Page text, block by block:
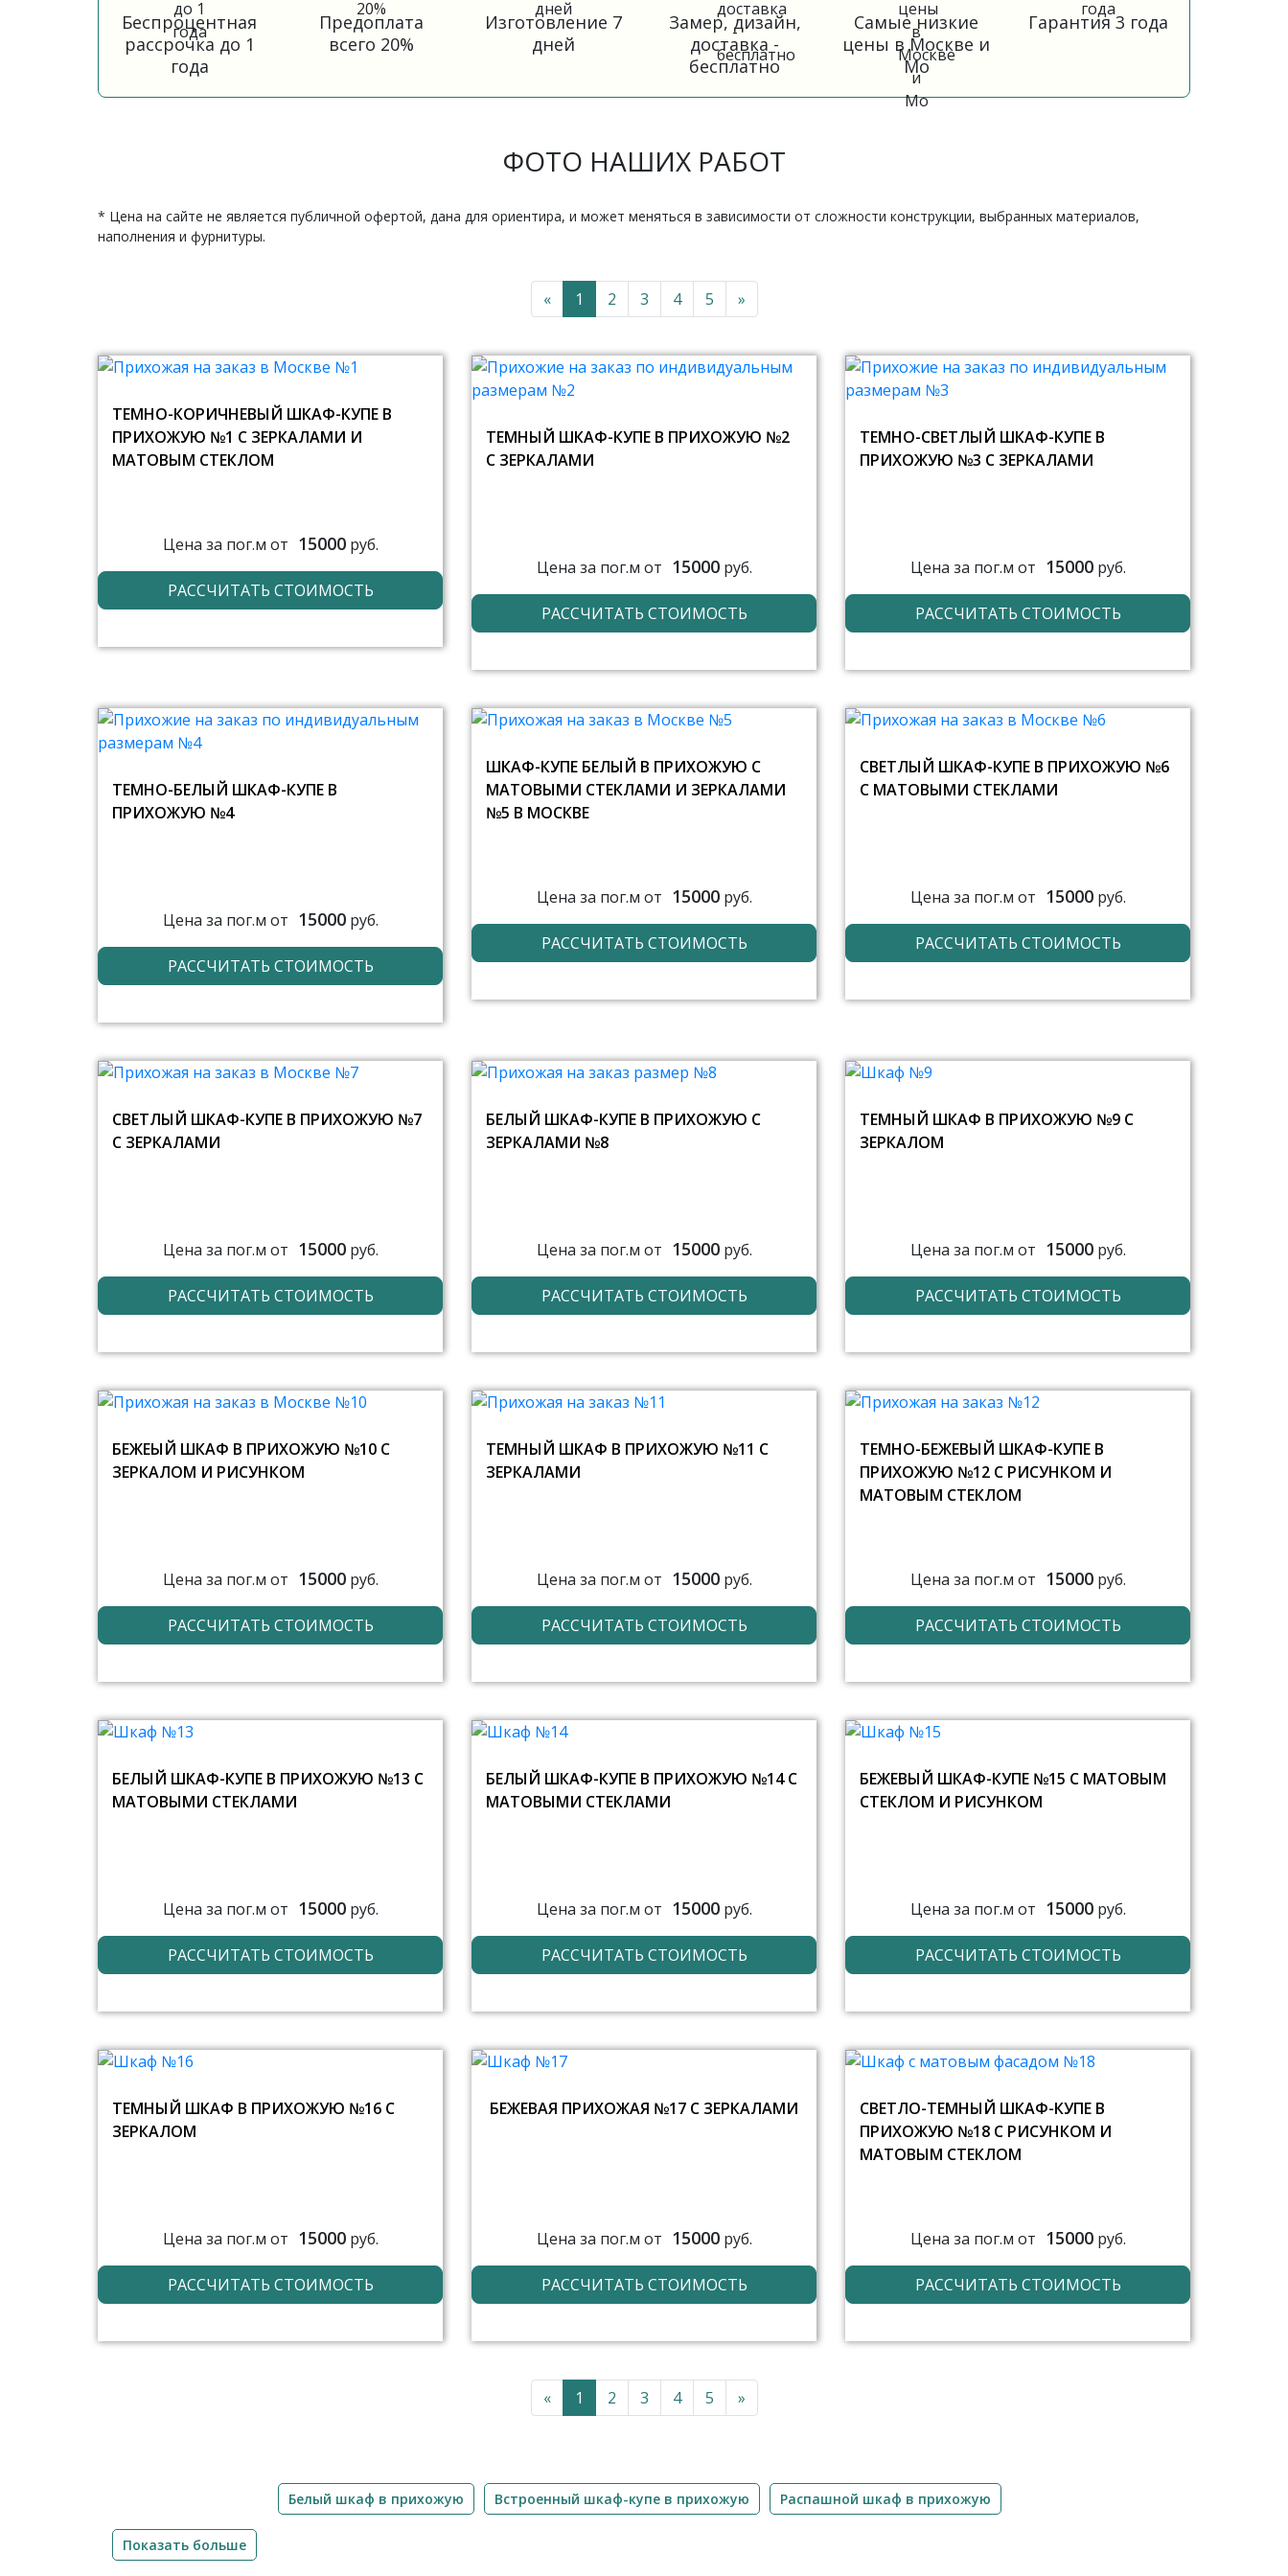
Беспроцентная
рассрочка до 1
года
Предоплата
всего 20%
Изготовление 7
дней
Замер, дизайн,
доставка -
бесплатно
Самые низкие
цены в Москве и
Мо
Гарантия 3 года
ФОТО НАШИХ РАБОТ
* Цена на сайте не является публичной офертой, дана для ориентира, и может меняться в зависимости от сложности конструкции, выбранных материалов,
наполнения и фурнитуры.
« 1 2 3 4 5 »
ТЕМНО-КОРИЧНЕВЫЙ ШКАФ-КУПЕ В
ПРИХОЖУЮ №1 С ЗЕРКАЛАМИ И
МАТОВЫМ СТЕКЛОМ
Цена за пог.м от 15000руб.
РАССЧИТАТЬ СТОИМОСТЬ
ТЕМНЫЙ ШКАФ-КУПЕ В ПРИХОЖУЮ №2
С ЗЕРКАЛАМИ
Цена за пог.м от 15000руб.
РАССЧИТАТЬ СТОИМОСТЬ
ТЕМНО-СВЕТЛЫЙ ШКАФ-КУПЕ В
ПРИХОЖУЮ №3 С ЗЕРКАЛАМИ
Цена за пог.м от 15000руб.
РАССЧИТАТЬ СТОИМОСТЬ
ТЕМНО-БЕЛЫЙ ШКАФ-КУПЕ В
ПРИХОЖУЮ №4
Цена за пог.м от 15000руб.
РАССЧИТАТЬ СТОИМОСТЬ
ШКАФ-КУПЕ БЕЛЫЙ В ПРИХОЖУЮ С
МАТОВЫМИ СТЕКЛАМИ И ЗЕРКАЛАМИ
№5 В МОСКВЕ
Цена за пог.м от 15000руб.
РАССЧИТАТЬ СТОИМОСТЬ
СВЕТЛЫЙ ШКАФ-КУПЕ В ПРИХОЖУЮ №6
С МАТОВЫМИ СТЕКЛАМИ
Цена за пог.м от 15000руб.
РАССЧИТАТЬ СТОИМОСТЬ
СВЕТЛЫЙ ШКАФ-КУПЕ В ПРИХОЖУЮ №7
С ЗЕРКАЛАМИ
Цена за пог.м от 15000руб.
РАССЧИТАТЬ СТОИМОСТЬ
БЕЛЫЙ ШКАФ-КУПЕ В ПРИХОЖУЮ С
ЗЕРКАЛАМИ №8
Цена за пог.м от 15000руб.
РАССЧИТАТЬ СТОИМОСТЬ
ТЕМНЫЙ ШКАФ В ПРИХОЖУЮ №9 С
ЗЕРКАЛОМ
Цена за пог.м от 15000руб.
РАССЧИТАТЬ СТОИМОСТЬ
БЕЖЕЫЙ ШКАФ В ПРИХОЖУЮ №10 С
ЗЕРКАЛОМ И РИСУНКОМ
Цена за пог.м от 15000руб.
РАССЧИТАТЬ СТОИМОСТЬ
ТЕМНЫЙ ШКАФ В ПРИХОЖУЮ №11 С
ЗЕРКАЛАМИ
Цена за пог.м от 15000руб.
РАССЧИТАТЬ СТОИМОСТЬ
ТЕМНО-БЕЖЕВЫЙ ШКАФ-КУПЕ В
ПРИХОЖУЮ №12 С РИСУНКОМ И
МАТОВЫМ СТЕКЛОМ
Цена за пог.м от 15000руб.
РАССЧИТАТЬ СТОИМОСТЬ
БЕЛЫЙ ШКАФ-КУПЕ В ПРИХОЖУЮ №13 С
МАТОВЫМИ СТЕКЛАМИ
Цена за пог.м от 15000руб.
РАССЧИТАТЬ СТОИМОСТЬ
БЕЛЫЙ ШКАФ-КУПЕ В ПРИХОЖУЮ №14 С
МАТОВЫМИ СТЕКЛАМИ
Цена за пог.м от 15000руб.
РАССЧИТАТЬ СТОИМОСТЬ
БЕЖЕВЫЙ ШКАФ-КУПЕ №15 С МАТОВЫМ
СТЕКЛОМ И РИСУНКОМ
Цена за пог.м от 15000руб.
РАССЧИТАТЬ СТОИМОСТЬ
ТЕМНЫЙ ШКАФ В ПРИХОЖУЮ №16 С
ЗЕРКАЛОМ
Цена за пог.м от 15000руб.
РАССЧИТАТЬ СТОИМОСТЬ
БЕЖЕВАЯ ПРИХОЖАЯ №17 С ЗЕРКАЛАМИ
Цена за пог.м от 15000руб.
РАССЧИТАТЬ СТОИМОСТЬ
СВЕТЛО-ТЕМНЫЙ ШКАФ-КУПЕ В
ПРИХОЖУЮ №18 С РИСУНКОМ И
МАТОВЫМ СТЕКЛОМ
Цена за пог.м от 15000руб.
РАССЧИТАТЬ СТОИМОСТЬ
« 1 2 3 4 5 »
Белый шкаф в прихожую Встроенный шкаф-купе в прихожую Распашной шкаф в прихожую
Показать больше